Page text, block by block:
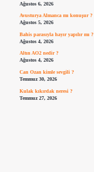
Ağustos 6, 2026
Avusturya Almanca mı konuşur ?
Ağustos 5, 2026
Bahis parasıyla hayır yapılır mı ?
Ağustos 4, 2026
Altın AO2 nedir ?
Ağustos 4, 2026
Can Ozan kimle sevgili ?
Temmuz 30, 2026
Kulak kıkırdak neresi ?
Temmuz 27, 2026